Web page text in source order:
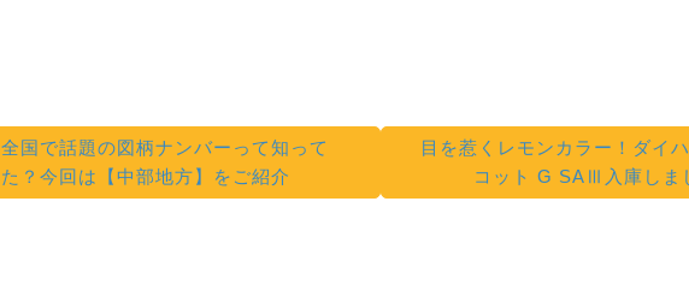
全国で話題の図柄ナンバーって知って
た？ 今回は【中部地方】をご紹介
目を惹くレモンカラー！ダイ
コット G SAⅢ入庫しま